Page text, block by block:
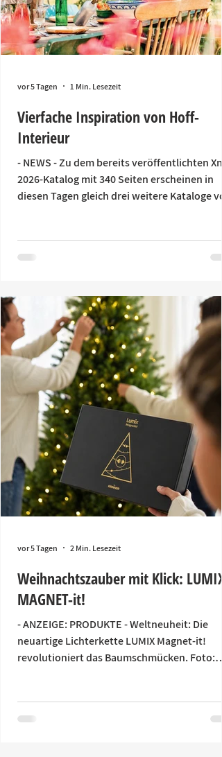
Vierfache Inspiration von Hoff-
Interieur
- NEWS - Zu dem bereits veröffentlichten
2026-Katalog mit 340 Seiten erscheinen in
diesen Tagen gleich drei weitere Kataloge
ihren Handelspartnern Inspirationen für
knapp 900 Seiten. „Es zeigt sich, dass unsere
Handelspartner die Kataloge nach wie vor
schätzen, um sich ihr individuelles Sorti
vor 5 Tagen 1 Min. Lesezeit
Weihnachtszauber mit Klick: LUMIX
MAGNET-it!
- ANZEIGE: PRODUKTE - Weltneuheit: Die
neuartige Lichterkette LUMIX Magnet-it!
revolutioniert das Baumschmücken. Foto:
Jahr wird alles anders, dank der neuen
vor 5 Tagen 2 Min. Lesezeit